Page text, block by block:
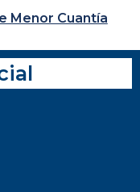
Menor Cuantía